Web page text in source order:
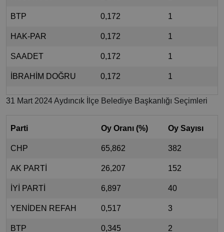
BTP 0,172 1
HAK-PAR 0,172 1
SAADET 0,172 1
İBRAHİM DOĞRU 0,172 1
31 Mart 2024 Aydıncık İlçe Belediye Başkanlığı Seçimleri
Parti Oy Oranı (%) Oy Sayısı
CHP 65,862 382
AK PARTİ 26,207 152
İYİ PARTİ 6,897 40
YENİDEN REFAH 0,517 3
BTP 0,345 2